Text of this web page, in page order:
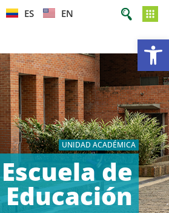
ES EN
UNIDAD ACADÉMICA
Escuela de
Educación